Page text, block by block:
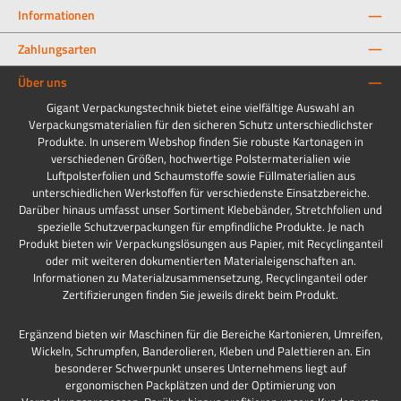
Informationen
Zahlungsarten
Über uns
Gigant Verpackungstechnik bietet eine vielfältige Auswahl an
Verpackungsmaterialien für den sicheren Schutz unterschiedlichster
Produkte. In unserem Webshop finden Sie robuste Kartonagen in
verschiedenen Größen, hochwertige Polstermaterialien wie
Luftpolsterfolien und Schaumstoffe sowie Füllmaterialien aus
unterschiedlichen Werkstoffen für verschiedenste Einsatzbereiche.
Darüber hinaus umfasst unser Sortiment Klebebänder, Stretchfolien und
spezielle Schutzverpackungen für empfindliche Produkte. Je nach
Produkt bieten wir Verpackungslösungen aus Papier, mit Recyclinganteil
oder mit weiteren dokumentierten Materialeigenschaften an.
Informationen zu Materialzusammensetzung, Recyclinganteil oder
Zertifizierungen finden Sie jeweils direkt beim Produkt.
Ergänzend bieten wir Maschinen für die Bereiche Kartonieren, Umreifen,
Wickeln, Schrumpfen, Banderolieren, Kleben und Palettieren an. Ein
besonderer Schwerpunkt unseres Unternehmens liegt auf
ergonomischen Packplätzen und der Optimierung von